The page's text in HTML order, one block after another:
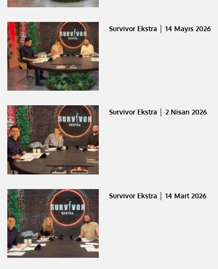
Survivor Ekstra │ 14 Mayıs 2026
Survivor Ekstra │ 2 Nisan 2026
Survivor Ekstra │ 14 Mart 2026